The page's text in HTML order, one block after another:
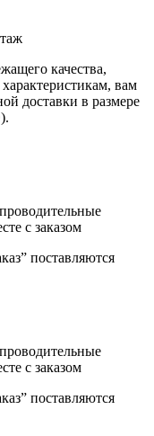
качества,
вам
доставки в размере
с заказом
поставляются
с заказом
поставляются